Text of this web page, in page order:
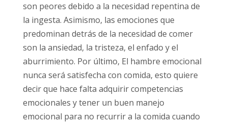
son peores debido a la necesidad repentina de
la ingesta. Asimismo, las emociones que
predominan detrás de la necesidad de comer
son la ansiedad, la tristeza, el enfado y el
aburrimiento. Por último, El hambre emocional
nunca será satisfecha con comida, esto quiere
decir que hace falta adquirir competencias
emocionales y tener un buen manejo
emocional para no recurrir a la comida cuando